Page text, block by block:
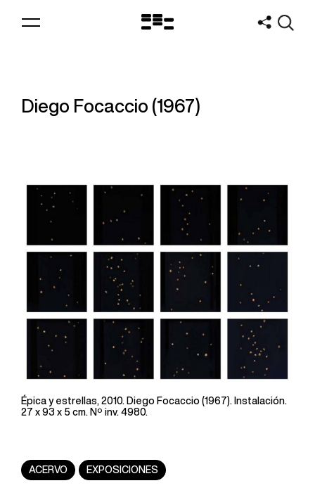
Logo
Diego Focaccio (1967)
Épica y estrellas, 2010. Diego Focaccio (1967). Instalación.
27 x 93 x 5 cm. Nº inv. 4980.
ACERVO EXPOSICIONES